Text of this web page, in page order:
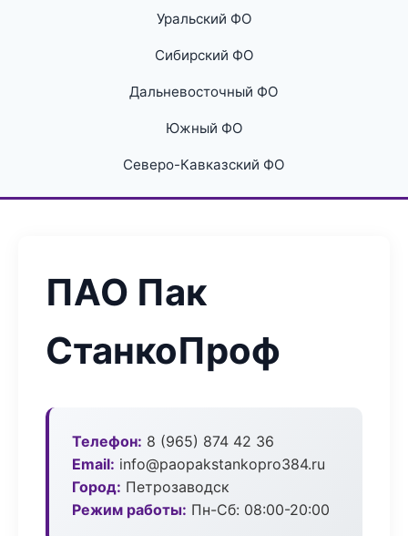
Уральский ФО
Сибирский ФО
Дальневосточный ФО
Южный ФО
Северо-Кавказский ФО
ПАО Пак
СтанкоПроф
Телефон: 8 (965) 874 42 36
Email: info@paopakstankopro384.ru
Город: Петрозаводск
Режим работы: Пн-Сб: 08:00-20:00